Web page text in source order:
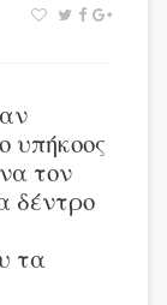
υπήκοος
τον
δέντρο
τα